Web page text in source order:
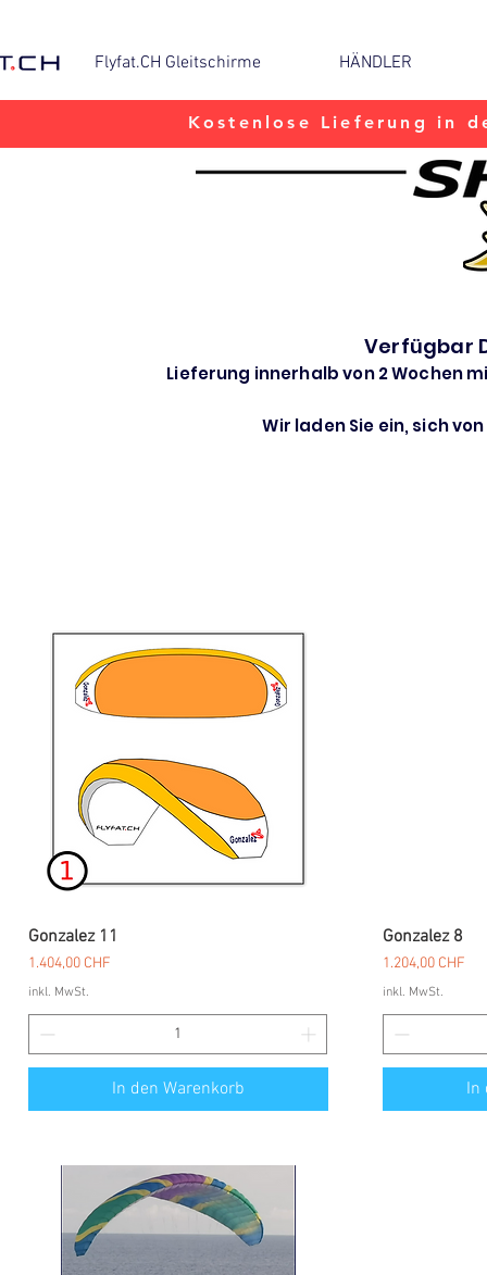
Flyfat.CH Gleitschirme HÄNDLER
Kostenlose Lieferung in
Verfügbar
Lieferung innerhalb von 2 Wochen
Wir laden Sie ein, sich von
Gonzalez 11
Preis
1.404,00 CHF
inkl. MwSt.
In den Warenkorb
Gonzalez 8
Preis
1.204,00 CHF
inkl. MwSt.
In